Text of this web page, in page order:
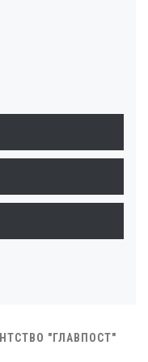
"ГЛАВПОСТ"